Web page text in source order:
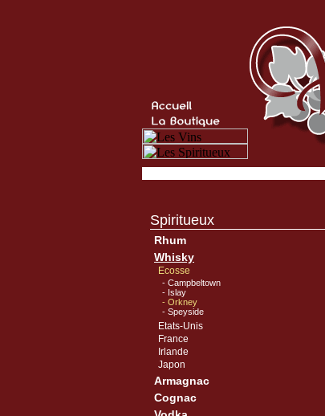
Spiritueux
Rhum
Whisky
Ecosse
- Campbeltown
- Islay
- Orkney
- Speyside
Etats-Unis
France
Irlande
Japon
Armagnac
Cognac